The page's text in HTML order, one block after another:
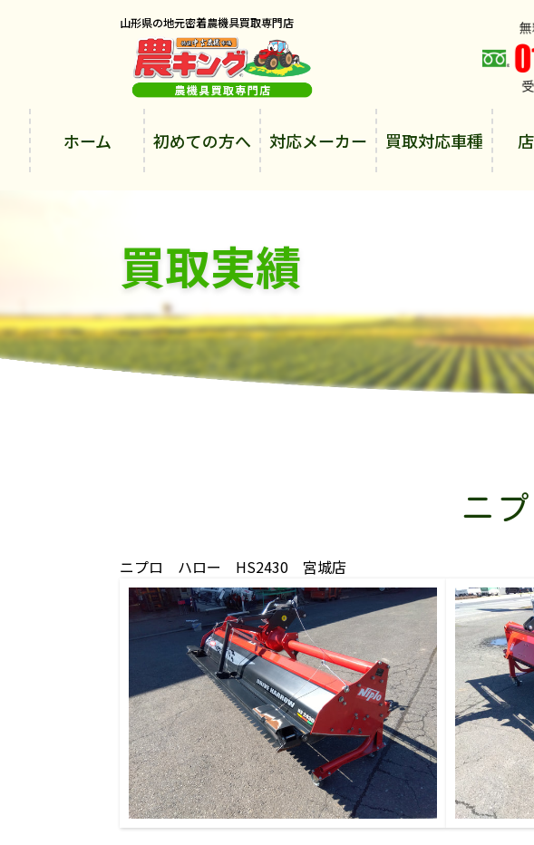
山形県の地元密着農機具買取専門店
ホーム 初めての方へ 対応メーカー 買取対応車種
買取実績
ニ
ニプロ ハロー HS2430 宮城店